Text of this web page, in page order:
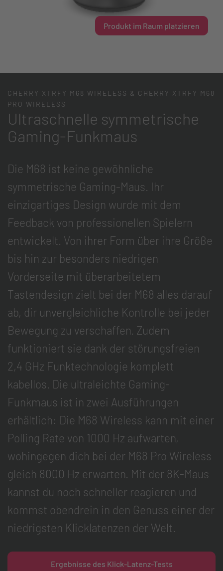
Produkt im Raum platzieren
CHERRY XTRFY M68 WIRELESS & CHERRY XTRFY M68
PRO WIRELESS
Ultraschnelle symmetrische
Gaming-Funkmaus
Die M68 ist keine gewöhnliche
symmetrische Gaming-Maus. Ihr
einzigartiges Design wurde mit dem
Feedback von professionellen Spielern
entwickelt. Von ihrer Form über ihre Größe
bis hin zur besonders niedrigen
Vorderseite mit überarbeitetem
Tastendesign zielt bei der M68 alles darauf
ab, dir unvergleichliche Kontrolle bei jeder
Bewegung zu verschaffen. Zudem
funktioniert sie dank der störungsfreien
2,4 GHz Funktechnologie komplett
kabellos. Die ultraleichte Gaming-
Funkmaus ist in zwei Ausführungen
erhältlich: Die M68 Wireless kann mit einer
Polling Rate von 1000 Hz aufwarten,
wohingegen dich bei der M68 Pro Wireless
gleich 8000 Hz erwarten. Mit der 8K-Maus
kannst du noch schneller reagieren und
kommst obendrein in den Genuss einer der
niedrigsten Klicklatenzen der Welt.
Ergebnisse des Klick-Latenz-Tests